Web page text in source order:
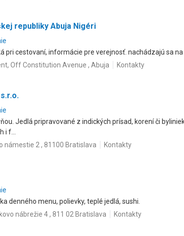
republiky Abuja Nigéri
pri cestovaní, informácie pre verejnosť. nachádzajú sa
Off Constitution Avenue , Abuja Kontakty
Jedlá pripravované z indických prísad, korení či
f...
námestie 2 , 81100 Bratislava Kontakty
denného menu, polievky, teplé jedlá, sushi.
nábrežie 4 , 811 02 Bratislava Kontakty